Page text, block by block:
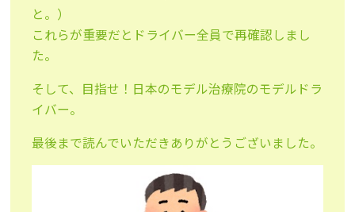
と。）
これらが重要だとドライバー全員で再確認しまし
た。
そして、目指せ！日本のモデル治療院のモデルドラ
イバー。
最後まで読んでいただきありがとうございました。